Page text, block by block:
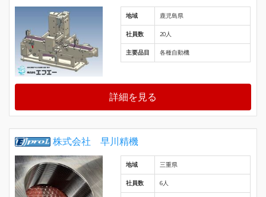
地域 鹿児島県
社員数 20人
主要品目 各種自動機
詳細を見る
株式会社 早川精機
地域 三重県
社員数 6人